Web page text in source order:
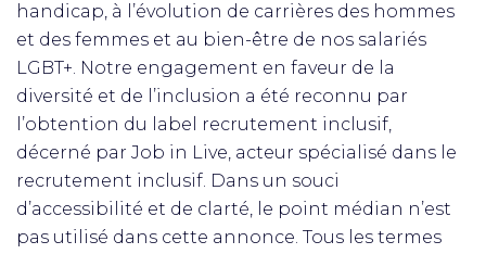
handicap, à l’évolution de carrières des hommes
et des femmes et au bien-être de nos salariés
LGBT+. Notre engagement en faveur de la
diversité et de l’inclusion a été reconnu par
l’obtention du label recrutement inclusif,
décerné par Job in Live, acteur spécialisé dans le
recrutement inclusif. Dans un souci
d’accessibilité et de clarté, le point médian n’est
pas utilisé dans cette annonce. Tous les termes